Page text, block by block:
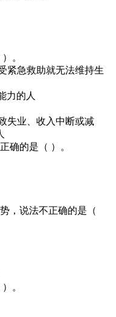
。
紧急救助就无法维持生
力的人
失业、收入中断或减
确的是（ ）。
，说法不正确的是（
。